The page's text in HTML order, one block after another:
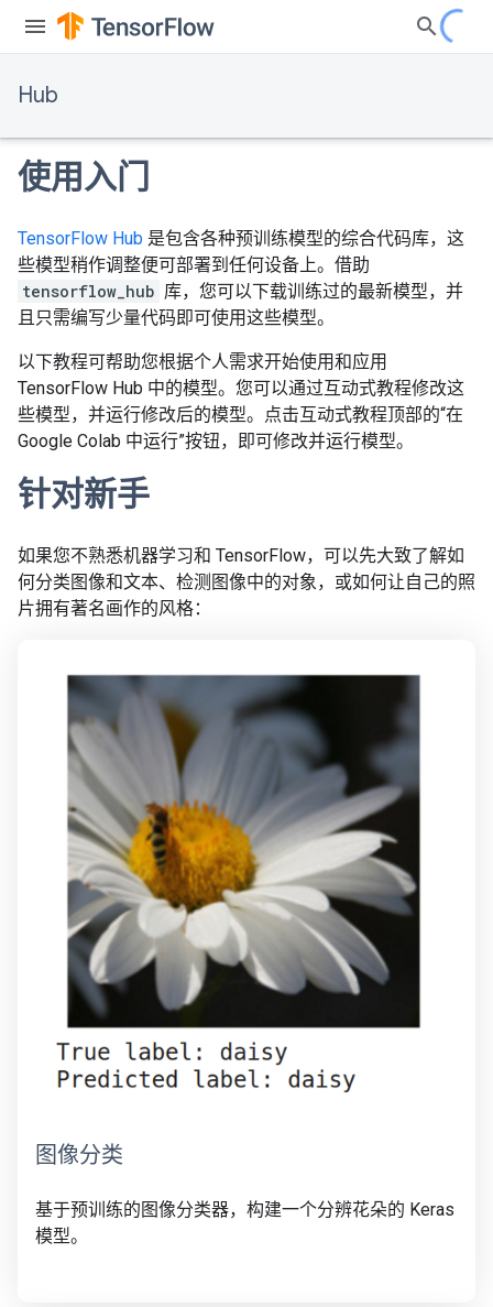
Hub
使用入门
TensorFlow Hub 是包含各种预训练模型的综合代码库，这
些模型稍作调整便可部署到任何设备上。借助
tensorflow_hub 库，您可以下载训练过的最新模型，并
且只需编写少量代码即可使用这些模型。
以下教程可帮助您根据个人需求开始使用和应用
TensorFlow Hub 中的模型。您可以通过互动式教程修改这
些模型，并运行修改后的模型。点击互动式教程顶部的“在
Google Colab 中运行”按钮，即可修改并运行模型。
针对新手
如果您不熟悉机器学习和 TensorFlow，可以先大致了解如
何分类图像和文本、检测图像中的对象，或如何让自己的照
片拥有著名画作的风格：
图像分类
基于预训练的图像分类器，构建一个分辨花朵的 Keras
模型。